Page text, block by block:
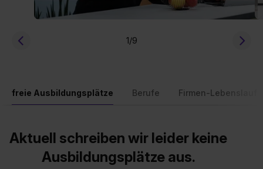
1/9
freie Ausbildungsplätze Berufe Firmen-Lebenslauf
Aktuell schreiben wir leider keine
Ausbildungsplätze aus.